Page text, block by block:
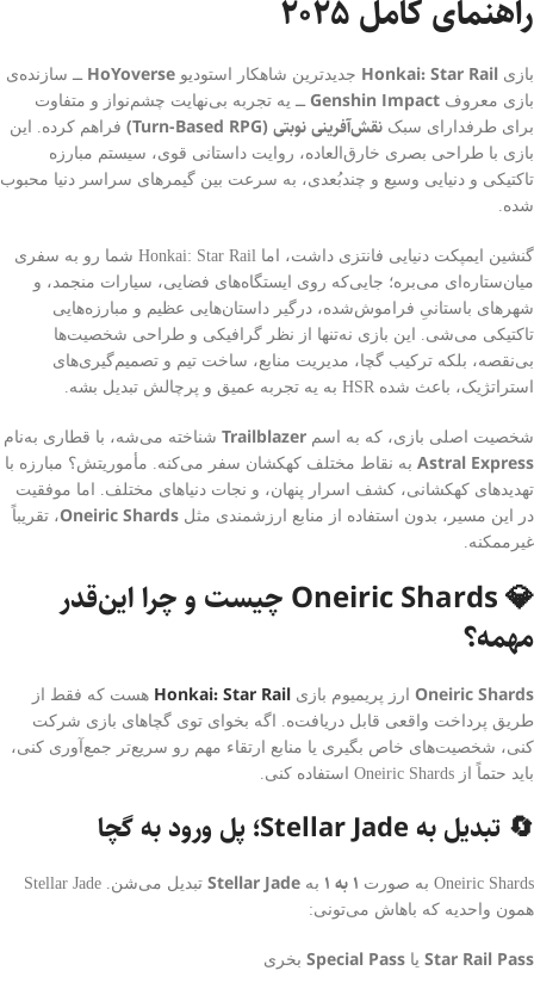
راهنمای کامل ۲۰۲۵
بازی Honkai: Star Rail جدیدترین شاهکار استودیو HoYoverse ــ سازنده‌ی
بازی معروف Genshin Impact ــ یه تجربه بی‌نهایت چشم‌نواز و متفاوت
برای طرفدارای سبک نقش‌آفرینی نوبتی (Turn-Based RPG)
فراهم کرده. این
بازی با طراحی بصری خارق‌العاده، روایت داستانی قوی، سیستم مبارزه
تاکتیکی و دنیایی وسیع و چندبُعدی، به سرعت بین گیمرهای سراسر دنیا محبوب
شده.
گنشین ایمپکت دنیایی فانتزی داشت، اما Honkai: Star Rail شما رو به سفری
میان‌ستاره‌ای می‌بره؛ جایی‌که روی ایستگاه‌های فضایی، سیارات منجمد، و
شهرهای باستانیِ فراموش‌شده، درگیر داستان‌هایی عظیم و مبارزه‌هایی
تاکتیکی می‌شی. این بازی نه‌تنها از نظر گرافیکی و طراحی شخصیت‌ها
بی‌نقصه، بلکه ترکیب گچا، مدیریت منابع، ساخت تیم و تصمیم‌گیری‌های
استراتژیک، باعث شده HSR به یه تجربه عمیق و پرچالش تبدیل بشه.
شخصیت اصلی بازی، که به اسم Trailblazer شناخته می‌شه، با قطاری به‌نام
Astral Express به نقاط مختلف کهکشان سفر می‌کنه. مأموریتش؟ مبارزه با
تهدیدهای کهکشانی، کشف اسرار پنهان، و نجات دنیاهای مختلف. اما موفقیت
در این مسیر، بدون استفاده از منابع ارزشمندی مثل Oneiric Shards، تقریباً
غیرممکنه.
💎 Oneiric Shards چیست و چرا این‌قدر
مهمه؟
Oneiric Shards ارز پریمیوم بازی
هست که فقط از
طریق پرداخت واقعی قابل دریافت‌ه. اگه بخوای توی گچاهای بازی شرکت
کنی، شخصیت‌های خاص بگیری یا منابع ارتقاء مهم رو سریع‌تر جمع‌آوری کنی،
باید حتماً از Oneiric Shards استفاده کنی.
🔄 تبدیل به Stellar Jade؛ پل ورود به گچا
Oneiric Shards به صورت ۱ به ۱ به Stellar Jade
تبدیل می‌شن. Stellar Jade
همون واحدیه که باهاش می‌تونی:
Star Rail Pass یا Special Pass بخری